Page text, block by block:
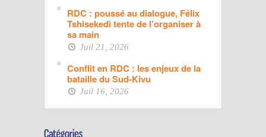
RDC : poussé au dialogue, Félix
Tshisekedi tente de l’organiser à
sa main
Juil 21, 2026
Conflit en RDC : les enjeux de la
bataille du Sud-Kivu
Juil 16, 2026